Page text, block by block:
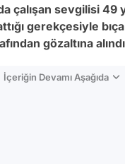
çalışan sevgilisi 49
gerekçesiyle
gözaltına
İçeriğin Devamı Aşağıda